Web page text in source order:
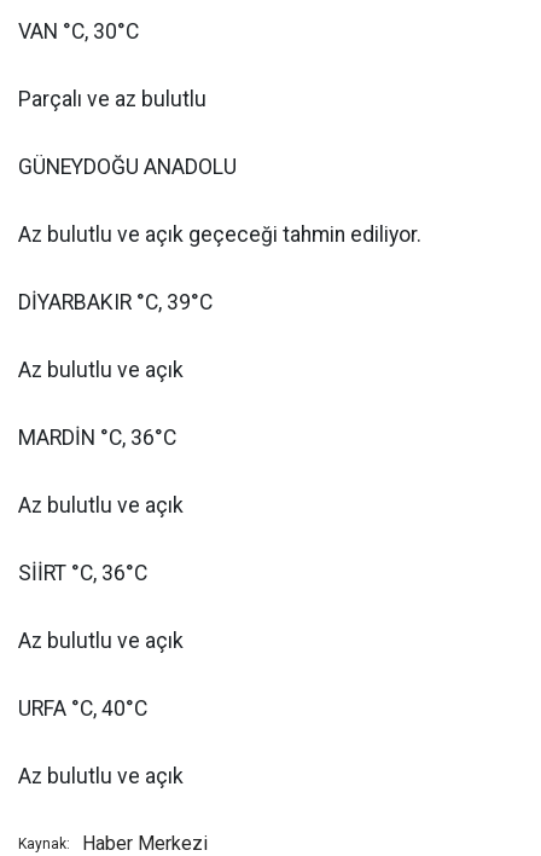
VAN °C, 30°C
Parçalı ve az bulutlu
GÜNEYDOĞU ANADOLU
Az bulutlu ve açık geçeceği tahmin ediliyor.
DİYARBAKIR °C, 39°C
Az bulutlu ve açık
MARDİN °C, 36°C
Az bulutlu ve açık
SİİRT °C, 36°C
Az bulutlu ve açık
URFA °C, 40°C
Az bulutlu ve açık
Kaynak: Haber Merkezi